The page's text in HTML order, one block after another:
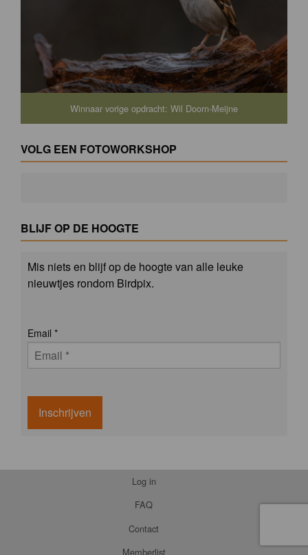
Winnaar vorige opdracht: Wil Doorn-Meijne
VOLG EEN FOTOWORKSHOP
BLIJF OP DE HOOGTE
Mis niets en blijf op de hoogte van alle leuke
nieuwtjes rondom Birdpix.
Email *
Inschrijven
Log in
FAQ
Contact
Memberlist